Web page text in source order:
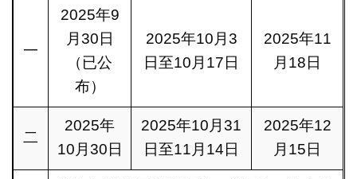
一
2025年9
月30日
（已公
布）
2025年10月3
日至10月17日
2025年11
月18日
二
2025年
10月30日
2025年10月31
日至11月14日
2025年12
月15日